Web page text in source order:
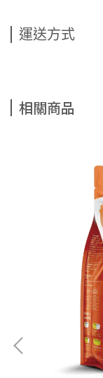
運送方式
相關商品